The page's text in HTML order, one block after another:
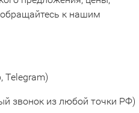
обращайтесь к нашим
Telegram)
звонок из любой точки РФ)